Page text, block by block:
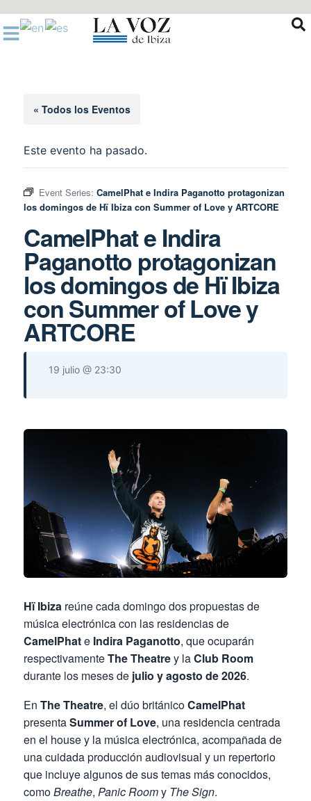
al
contenido
« Todos los Eventos
Este evento ha pasado.
Event Series: CamelPhat e Indira Paganotto protagonizan
los domingos de Hï Ibiza con Summer of Love y ARTCORE
CamelPhat e Indira
Paganotto protagonizan
los domingos de Hï Ibiza
con Summer of Love y
ARTCORE
19 julio @ 23:30
Hï Ibiza reúne cada domingo dos propuestas de
música electrónica con las residencias de
CamelPhate Indira Paganotto, que ocuparán
respectivamenteThe Theatrey laClub Room
durante los meses de julio y agosto de 2026.
En The Theatre, el dúo británicoCamelPhat
presentaSummer of Love, una residencia centrada
en el house y la música electrónica, acompañada de
una cuidada producción audiovisual y un repertorio
que incluye algunos de sus temas más conocidos,
comoBreathe, Panic Roomy The Sign.